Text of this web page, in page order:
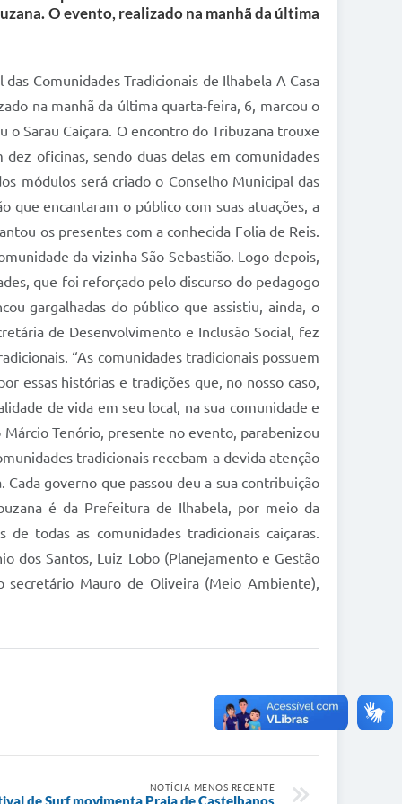
O evento, realizado na manhã da última
Comunidades Tradicionais de Ilhabela A Casa
na manhã da última quarta-feira, 6, marcou o
Sarau Caiçara. O encontro do Tribuzana trouxe
oficinas, sendo duas delas em comunidades
módulos será criado o Conselho Municipal das
que encantaram o público com suas atuações, a
os presentes com a conhecida Folia de Reis.
da vizinha São Sebastião. Logo depois,
que foi reforçado pelo discurso do pedagogo
gargalhadas do público que assistiu, ainda, o
de Desenvolvimento e Inclusão Social, fez
“As comunidades tradicionais possuem
essas histórias e tradições que, no nosso caso,
de vida em seu local, na sua comunidade e
Tenório, presente no evento, parabenizou
tradicionais recebam a devida atenção
governo que passou deu a sua contribuição
é da Prefeitura de Ilhabela, por meio da
todas as comunidades tradicionais caiçaras.
dos Santos, Luiz Lobo (Planejamento e Gestão
secretário Mauro de Oliveira (Meio Ambiente),
NOTÍCIA MENOS RECENTE
de Surf movimenta Praia de Castelhanos